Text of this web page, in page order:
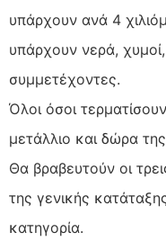
υπάρχουν ανά 4
υπάρχουν νερά,
συμμετέχοντες.
Όλοι όσοι
μετάλλιο και δώρα
Θα βραβευτούν οι
της γενικής
κατηγορία.